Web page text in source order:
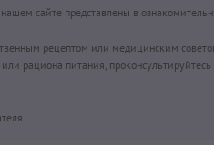
сайте представлены в
рецептом или медицинским
рациона питания, проконсультируйтесь